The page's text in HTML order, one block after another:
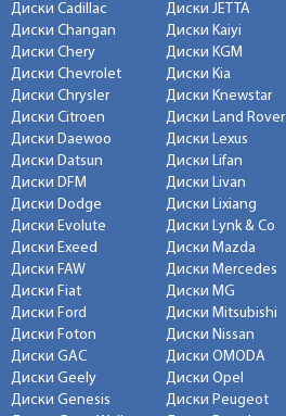
Диски Cadillac
Диски Changan
Диски Chery
Диски Chevrolet
Диски Chrysler
Диски Citroen
Диски Daewoo
Диски Datsun
Диски DFM
Диски Dodge
Диски Evolute
Диски Exeed
Диски FAW
Диски Fiat
Диски Ford
Диски Foton
Диски GAC
Диски Geely
Диски Genesis
Диски JETTA
Диски Kaiyi
Диски KGM
Диски Kia
Диски Knewstar
Диски Land Rover
Диски Lexus
Диски Lifan
Диски Livan
Диски Lixiang
Диски Lynk & Co
Диски Mazda
Диски Mercedes
Диски MG
Диски Mitsubishi
Диски Nissan
Диски OMODA
Диски Opel
Диски Peugeot